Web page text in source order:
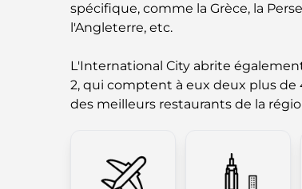
spécifique, comme la Grèce, la
l'Angleterre, etc.
L'International City abrite
2, qui comptent à eux deux plus de
des meilleurs restaurants de la